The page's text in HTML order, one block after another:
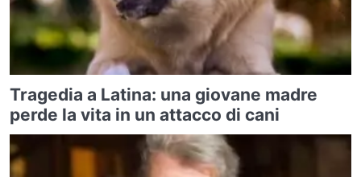
Tragedia a Latina: una giovane madre
perde la vita in un attacco di cani